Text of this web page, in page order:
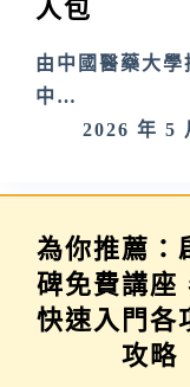
人包
由中國醫藥大
中…
2026 年 5
為你推薦：
碑免費講座
快速入門各
攻略
家長講座